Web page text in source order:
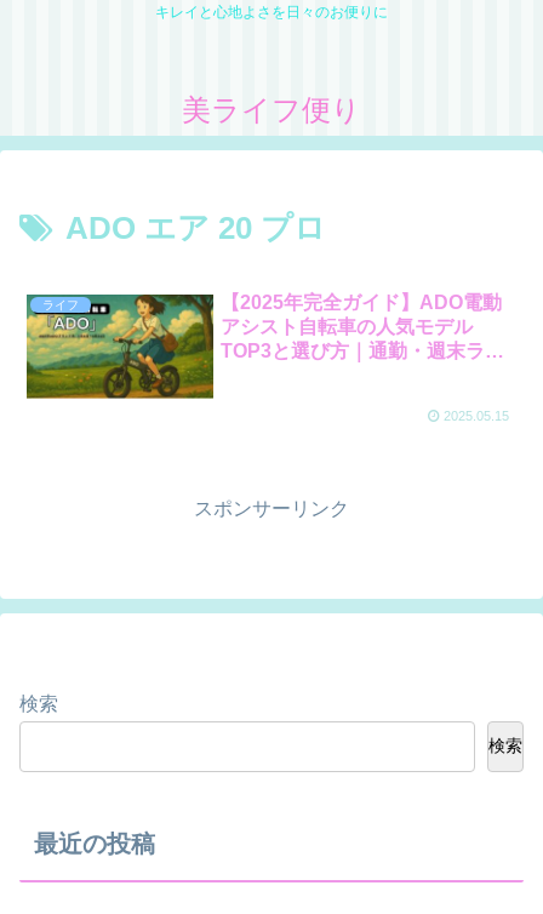
キレイと心地よさを日々のお便りに
美ライフ便り
ADO エア 20 プロ
ライフ
【2025年完全ガイド】ADO電動
アシスト自転車の人気モデル
TOP3と選び方｜通勤・週末ライ
2025.05.15
スポンサーリンク
検索
検索
最近の投稿